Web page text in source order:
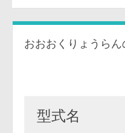
おおおくりょうらん
型式名